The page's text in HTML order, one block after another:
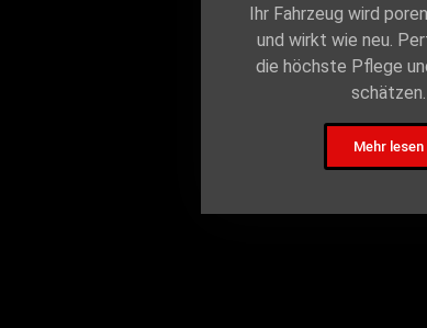
Ihr Fahrzeug wird
und wirkt wie neu.
die höchste Pflege
schätzen.
Mehr lesen